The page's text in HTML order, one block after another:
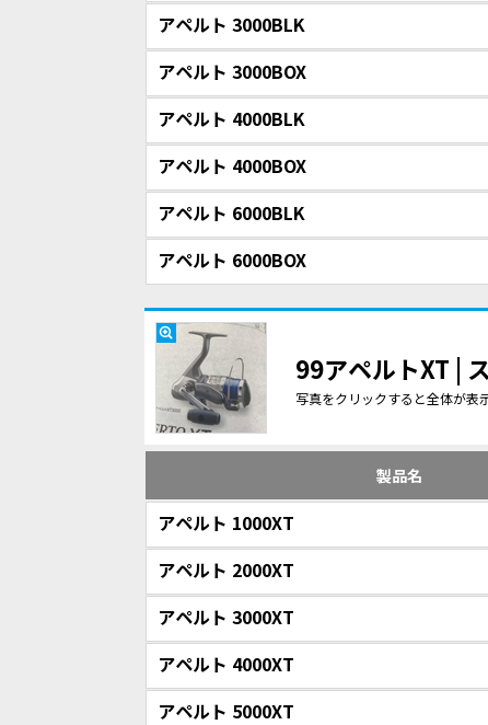
アペルト 3000BLK
アペルト 3000BOX
アペルト 4000BLK
アペルト 4000BOX
アペルト 6000BLK
アペルト 6000BOX
99アペルトXT |
写真をクリックすると全体が表
製品名
アペルト 1000XT
アペルト 2000XT
アペルト 3000XT
アペルト 4000XT
アペルト 5000XT